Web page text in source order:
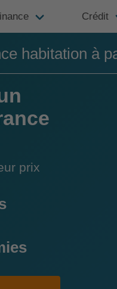
Crédit
habitation à
prix